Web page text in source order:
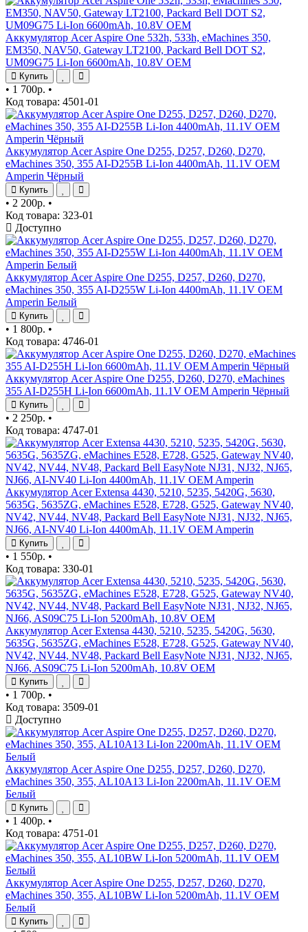
Аккумулятор Acer Aspire One 532h, 533h, eMachines 350,
EM350, NAV50, Gateway LT2100, Packard Bell DOT S2,
UM09G75 Li-Ion 6600mAh, 10.8V OEM
Купить
• 1 700р. •
Код товара: 4501-01
Аккумулятор Acer Aspire One D255, D257, D260, D270,
eMachines 350, 355 AI-D255B Li-Ion 4400mAh, 11.1V OEM
Amperin Чёрный
Купить
• 2 200р. •
Код товара: 323-01
Доступно
Аккумулятор Acer Aspire One D255, D257, D260, D270,
eMachines 350, 355 AI-D255W Li-Ion 4400mAh, 11.1V OEM
Amperin Белый
Купить
• 1 800р. •
Код товара: 4746-01
Аккумулятор Acer Aspire One D255, D260, D270, eMachines
355 AI-D255H Li-Ion 6600mAh, 11.1V OEM Amperin Чёрный
Купить
• 2 250р. •
Код товара: 4747-01
Аккумулятор Acer Extensa 4430, 5210, 5235, 5420G, 5630,
5635G, 5635ZG, eMachines E528, E728, G525, Gateway NV40,
NV42, NV44, NV48, Packard Bell EasyNote NJ31, NJ32, NJ65,
NJ66, AI-NV40 Li-Ion 4400mAh, 11.1V OEM Amperin
Купить
• 1 550р. •
Код товара: 330-01
Аккумулятор Acer Extensa 4430, 5210, 5235, 5420G, 5630,
5635G, 5635ZG, eMachines E528, E728, G525, Gateway NV40,
NV42, NV44, NV48, Packard Bell EasyNote NJ31, NJ32, NJ65,
NJ66, AS09C75 Li-Ion 5200mAh, 10.8V OEM
Купить
• 1 700р. •
Код товара: 3509-01
Доступно
Аккумулятор Acer Aspire One D255, D257, D260, D270,
eMachines 350, 355, AL10A13 Li-Ion 2200mAh, 11.1V OEM
Белый
Купить
• 1 400р. •
Код товара: 4751-01
Аккумулятор Acer Aspire One D255, D257, D260, D270,
eMachines 350, 355, AL10BW Li-Ion 5200mAh, 11.1V OEM
Белый
Купить